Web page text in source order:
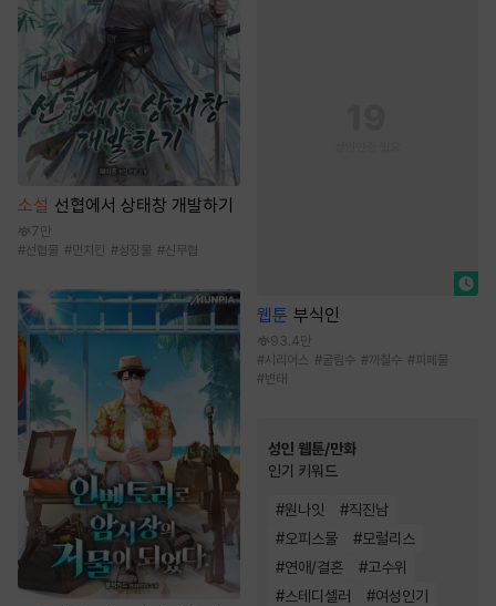
소설 선협에서 상태창 개발하기
7만
#선협물 #먼치킨 #성장물 #신무협
웹툰 부식인
93.4만
#시리어스 #굴림수 #까칠수 #피폐물
#변태
성인 웹툰/만화
인기 키워드
#원나잇 #직진남
#오피스물 #모럴리스
#연애/결혼 #고수위
#스테디셀러 #여성인기